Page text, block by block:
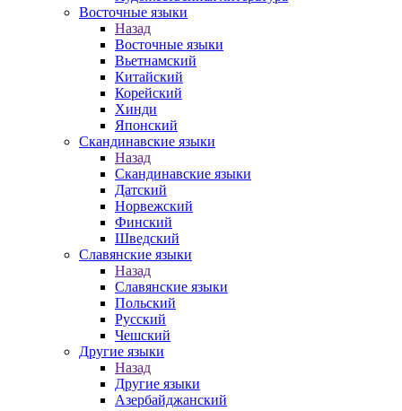
Восточные языки
Назад
Восточные языки
Вьетнамский
Китайский
Корейский
Хинди
Японский
Скандинавские языки
Назад
Скандинавские языки
Датский
Норвежский
Финский
Шведский
Славянские языки
Назад
Славянские языки
Польский
Русский
Чешский
Другие языки
Назад
Другие языки
Азербайджанский